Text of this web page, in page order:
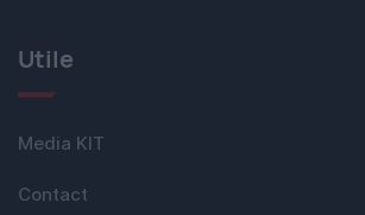
Utile
Media KIT
Contact